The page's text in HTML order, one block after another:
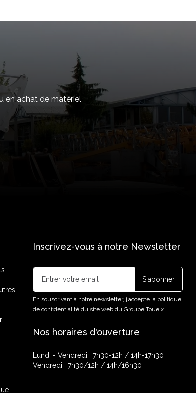
en achat de matériel
Inscrivez-vous à notre Newsletter
En souscrivant à notre newsletter, j’accepte la politique
de confidentialité du site web du Groupe Toueix.
Nos horaires d'ouverture
Lundi - Vendredi : 7h30-12h / 14h-17h30
Vendredi : 7h30/12h / 14h/16h30